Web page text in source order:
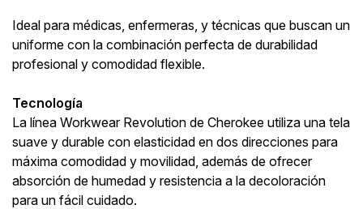
Ideal para médicas, enfermeras, y técnicas que buscan un
uniforme con la combinación perfecta de durabilidad
profesional y comodidad flexible.
Tecnología
La línea Workwear Revolution de Cherokee utiliza una tela
suave y durable con elasticidad en dos direcciones para
máxima comodidad y movilidad, además de ofrecer
absorción de humedad y resistencia a la decoloración
para un fácil cuidado.